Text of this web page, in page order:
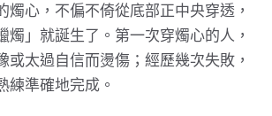
燭心，不偏不倚從底部正中央穿透，
燭」就誕生了。第一次穿燭心的人，
或太過自信而燙傷；經歷幾次失敗，
練準確地完成。